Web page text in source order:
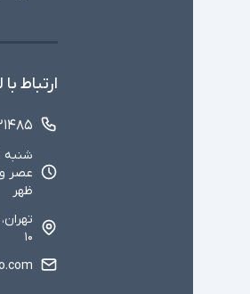
ارتباط
ظهر
۱۰